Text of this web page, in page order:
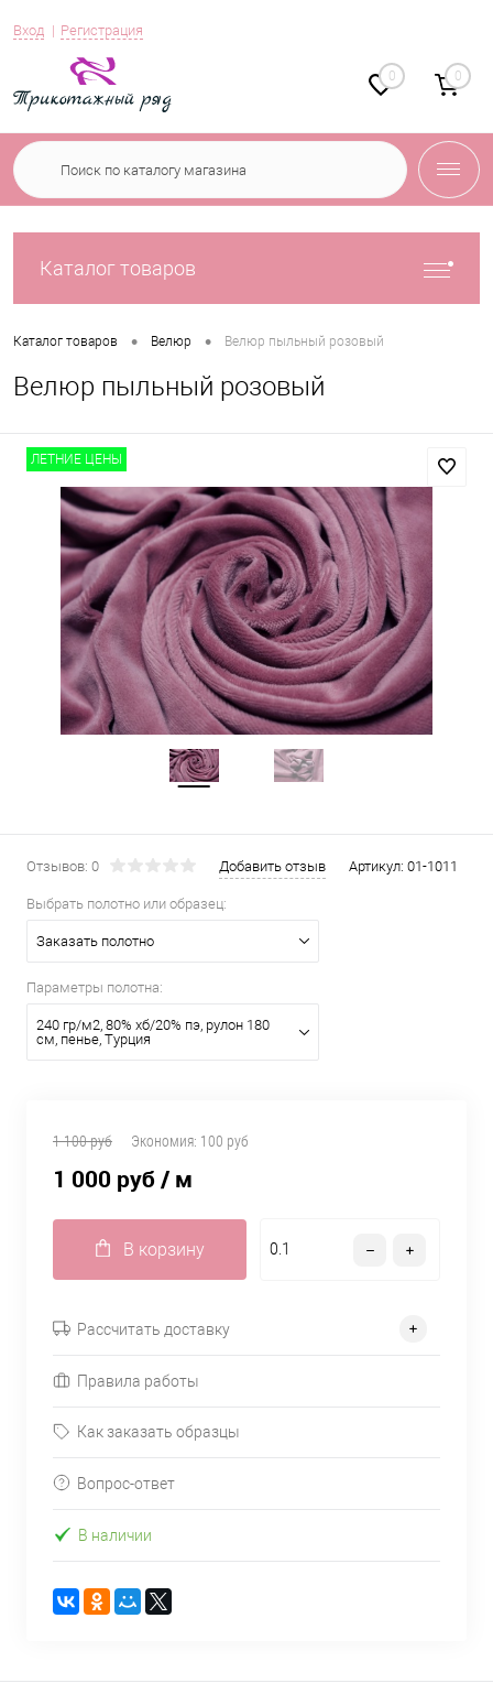
Вход Регистрация
0 0
Каталог товаров
Каталог товаров • Велюр • Велюр пыльный розовый
Велюр пыльный розовый
ЛЕТНИЕ ЦЕНЫ
Отзывов: 0 Добавить отзыв Артикул: 01-1011
Выбрать полотно или образец:
Заказать полотно
Параметры полотна:
240 гр/м2, 80% хб/20% пэ, рулон 180
см, пенье, Турция
1 100 руб Экономия: 100 руб
1 000 руб/ м
В корзину
Рассчитать доставку
Правила работы
Как заказать образцы
Вопрос-ответ
В наличии